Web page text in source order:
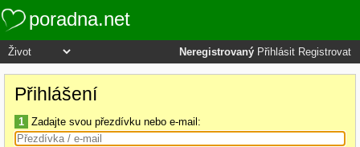
poradna.net
Neregistrovaný Přihlásit Registrovat
Přihlášení
1 Zadajte svou přezdívku nebo e-mail: